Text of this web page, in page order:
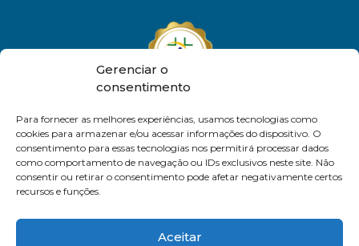
Gerenciar o
consentimento
Para fornecer as melhores experiências, usamos tecnologias como
cookies para armazenar e/ou acessar informações do dispositivo. O
consentimento para essas tecnologias nos permitirá processar dados
como comportamento de navegação ou IDs exclusivos neste site. Não
consentir ou retirar o consentimento pode afetar negativamente certos
recursos e funções.
Aceitar